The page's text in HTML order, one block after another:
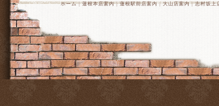
ホーム｜蓮根本店案内｜蓮根駅前店案内｜大山店案内｜志村坂上